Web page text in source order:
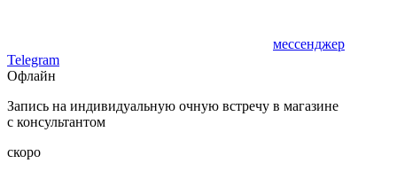
мессенджер
Telegram
Офлайн
Запись на индивидуальную очную встречу в магазине
с консультантом
скоро